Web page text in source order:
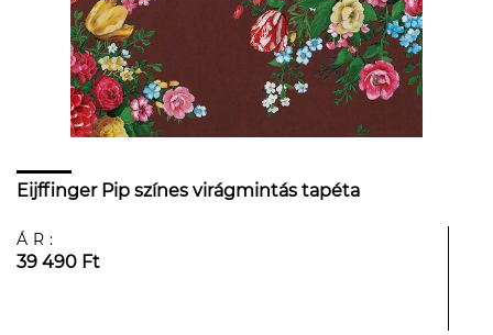
Eijffinger Pip színes virágmintás tapéta
ÁR:
39 490 Ft